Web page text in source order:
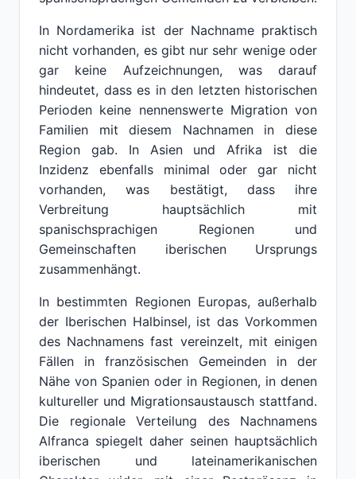
In Nordamerika ist der Nachname praktisch
nicht vorhanden, es gibt nur sehr wenige oder
gar keine Aufzeichnungen, was darauf
hindeutet, dass es in den letzten historischen
Perioden keine nennenswerte Migration von
Familien mit diesem Nachnamen in diese
Region gab. In Asien und Afrika ist die
Inzidenz ebenfalls minimal oder gar nicht
vorhanden, was bestätigt, dass ihre
Verbreitung hauptsächlich mit
spanischsprachigen Regionen und
Gemeinschaften iberischen Ursprungs
zusammenhängt.
In bestimmten Regionen Europas, außerhalb
der Iberischen Halbinsel, ist das Vorkommen
des Nachnamens fast vereinzelt, mit einigen
Fällen in französischen Gemeinden in der
Nähe von Spanien oder in Regionen, in denen
kultureller und Migrationsaustausch stattfand.
Die regionale Verteilung des Nachnamens
Alfranca spiegelt daher seinen hauptsächlich
iberischen und lateinamerikanischen